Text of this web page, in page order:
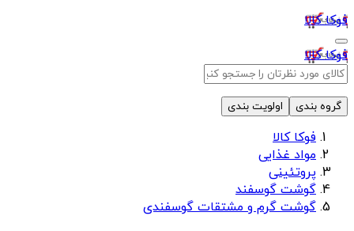
فوکا کالا
فوکا کالا
گروه بندی اولویت بندی
فوکا کالا
مواد غذایی
پروتئینی
گوشت گوسفند
گوشت گرم و مشتقات گوسفندی